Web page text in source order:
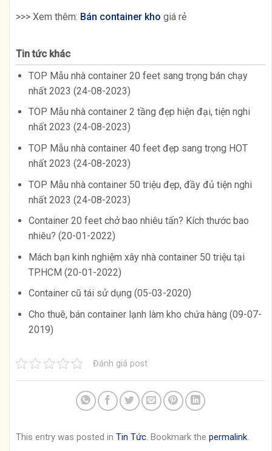
>>> Xem thêm: Bán container kho giá rẻ
Tin tức khác
TOP Mẫu nhà container 20 feet sang trọng bán chạy
nhất 2023 (24-08-2023)
TOP Mẫu nhà container 2 tầng đẹp hiện đại, tiện nghi
nhất 2023 (24-08-2023)
TOP Mẫu nhà container 40 feet đẹp sang trọng HOT
nhất 2023 (24-08-2023)
TOP Mẫu nhà container 50 triệu đẹp, đầy đủ tiện nghi
nhất 2023 (24-08-2023)
Container 20 feet chở bao nhiêu tấn? Kích thước bao
nhiêu? (20-01-2022)
Mách bạn kinh nghiệm xây nhà container 50 triệu tại
TP.HCM (20-01-2022)
Container cũ tái sử dụng (05-03-2020)
Cho thuê, bán container lạnh làm kho chứa hàng (09-07-
2019)
Đánh giá post
This entry was posted in Tin Tức. Bookmark the permalink.